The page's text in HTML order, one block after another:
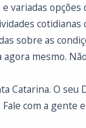
variadas
cotidianas
sobre as
mesmo.
Catarina. O seu
com a gente